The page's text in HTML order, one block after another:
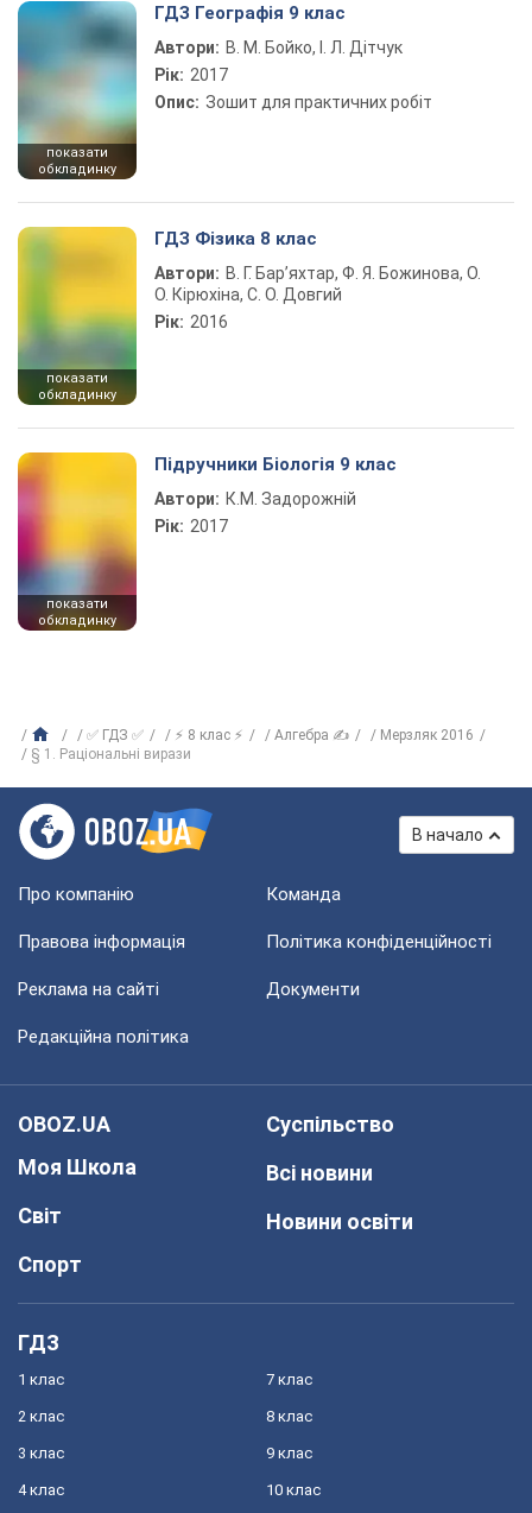
показати
обкладинку
ГДЗ Географія 9 клас
Автори: В. М. Бойко, І. Л. Дітчук
Рік: 2017
Опис: Зошит для практичних робіт
показати
обкладинку
ГДЗ Фізика 8 клас
Автори: В. Г. Бар’яхтар, Ф. Я. Божинова, О.
О. Кірюхіна, С. О. Довгий
Рік: 2016
показати
обкладинку
Підручники Біологія 9 клас
Автори: К.М. Задорожній
Рік: 2017
✅ ГДЗ ✅ ⚡ 8 клас ⚡ Алгебра ✍
Мерзляк 2016
§ 1. Раціональні вирази
В начало
Про компанію Команда
Правова інформація Політика конфіденційності
Реклама на сайті Документи
Редакційна політика
OBOZ.UA
Моя Школа
Світ
Спорт
Суспільство
Всі новини
Новини освіти
ГДЗ
1 клас
2 клас
3 клас
4 клас
7 клас
8 клас
9 клас
10 клас